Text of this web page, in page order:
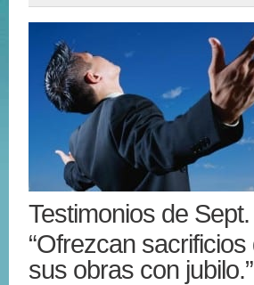
Testimonios de
“Ofrezcan
sus obras con